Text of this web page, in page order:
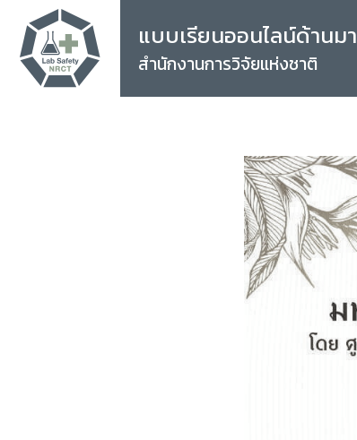
แบบเรียนออนไลน์ด้าน
สำนักงานการวิจัยแห่งชาติ